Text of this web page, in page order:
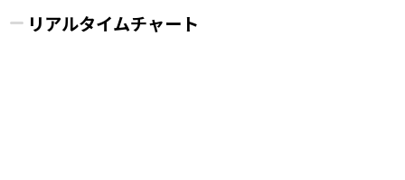
リアルタイムチャート